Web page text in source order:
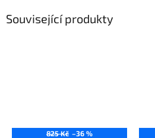
Související produkty
825 Kč –36 %